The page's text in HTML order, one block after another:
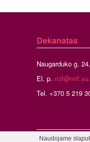
Dekanatas
Naugarduko g.
El. p.
Tel. +370 5 219
Naudojame